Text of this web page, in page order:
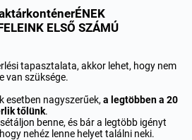
ELSŐ SZÁMÚ
tapasztalata, akkor lehet, hogy nem
van szüksége.
esetben nagyszerűek, a legtöbben a 20
tőlünk.
benne, és bár a legtöbb igényt
nehéz lenne helyet találni neki.